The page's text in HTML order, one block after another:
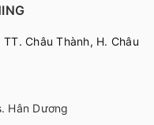
Châu Thành, H. Châu
Hân Dương